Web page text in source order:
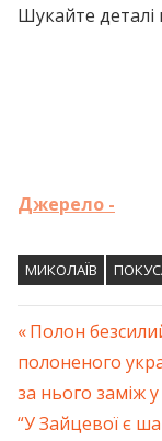
Шукайте деталі
Джерело -
МИКОЛАЇВ
Навігація
записів
Previous
Post:
Полон
полоненого
за нього заміж
Next
“У Зайцевої є